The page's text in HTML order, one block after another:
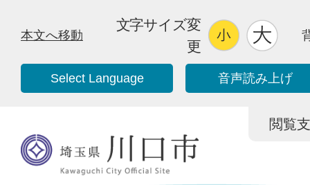
本文へ移動
文字サイズ変
更
Select Language 音声読み上げ
閲覧